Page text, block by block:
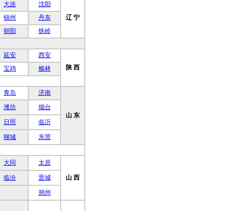
大连
沈阳
辽 宁
锦州
丹东
朝阳 铁岭
延安
西安
陕 西
宝鸡 榆林
青岛 济南
山 东
潍坊 烟台
日照 临沂
聊城 东营
大同 太原
山 西
临汾 晋城
朔州